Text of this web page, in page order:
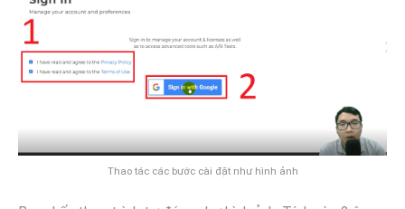
Thao tác các bước cài đặt như hình ảnh